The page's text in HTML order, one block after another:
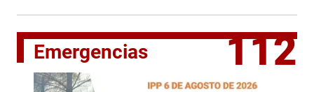
Emergencias 112